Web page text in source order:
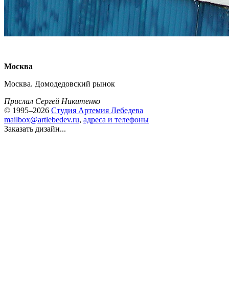
Москва
Москва. Домодедовский рынок
Прислал Сергей Никитенко
© 1995–2026 Студия Артемия Лебедева
mailbox@artlebedev.ru, адреса и телефоны
Заказать дизайн...